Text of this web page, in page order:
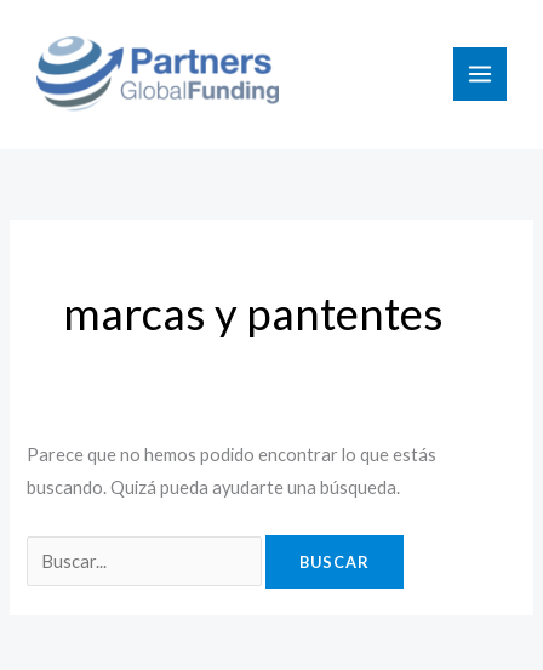
contenido
marcas y pantentes
Parece que no hemos podido encontrar lo que estás
buscando. Quizá pueda ayudarte una búsqueda.
por: